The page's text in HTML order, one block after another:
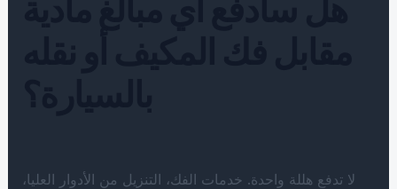
لا تدفع هللة واحدة. خدمات الفك، التنزيل من الأدوار العليا،